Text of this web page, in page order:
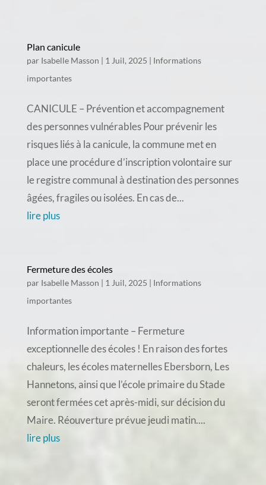
Plan canicule
par Isabelle Masson | 1 Juil, 2025 | Informations
importantes
CANICULE – Prévention et accompagnement
des personnes vulnérables Pour prévenir les
risques liés à la canicule, la commune met en
place une procédure d’inscription volontaire sur
le registre communal à destination des personnes
âgées, fragiles ou isolées. En cas de...
lire plus
Fermeture des écoles
par Isabelle Masson | 1 Juil, 2025 | Informations
importantes
Information importante – Fermeture
exceptionnelle des écoles ! En raison des fortes
chaleurs, les écoles maternelles Ebersborn, Les
Hannetons, ainsi que l’école primaire du Stade
seront fermées cet après-midi, sur décision du
Maire. Réouverture prévue jeudi matin....
lire plus